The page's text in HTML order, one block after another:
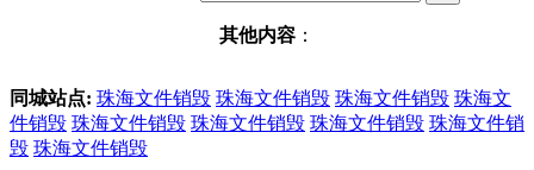
其他内容 ：
同城站点: 珠海文件销毁 珠海文件销毁 珠海文件销毁 珠海文
件销毁 珠海文件销毁 珠海文件销毁 珠海文件销毁 珠海文件销
毁 珠海文件销毁